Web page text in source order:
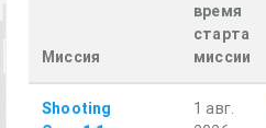
Миссия
время
старта
миссии
Shooting
1 авг.